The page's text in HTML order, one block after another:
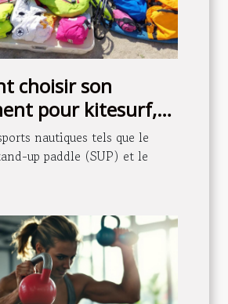
choisir son
pour kitesurf,
?
nautiques tels que le
up paddle (SUP) et le